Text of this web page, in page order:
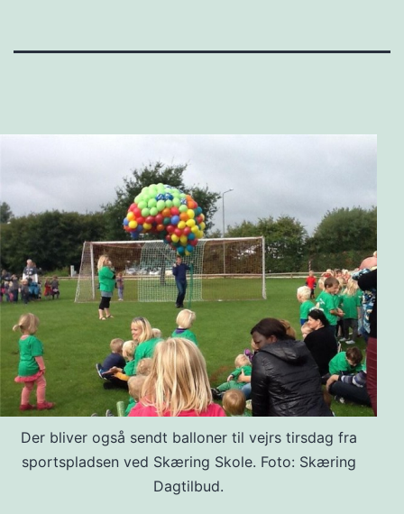
Der bliver også sendt balloner til vejrs tirsdag fra
sportspladsen ved Skæring Skole. Foto: Skæring
Dagtilbud.